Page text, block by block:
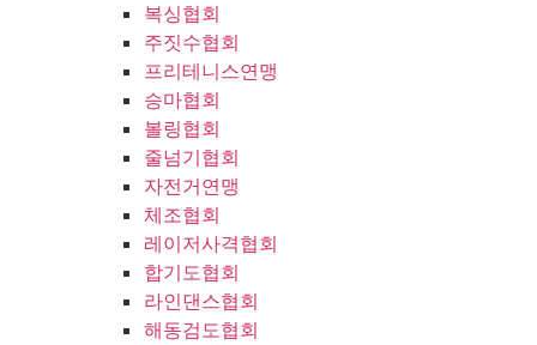
복싱협회
주짓수협회
프리테니스연맹
승마협회
볼링협회
줄넘기협회
자전거연맹
체조협회
레이저사격협회
합기도협회
라인댄스협회
해동검도협회